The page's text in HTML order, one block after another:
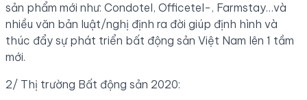
sản phẩm mới như: Condotel, Officetel-, Farmstay…và
nhiều văn bản luật/nghị định ra đời giúp định hình và
thúc đẩy sự phát triển bất động sản Việt Nam lên 1 tầm
mới.
2/ Thị trường Bất động sản 2020: